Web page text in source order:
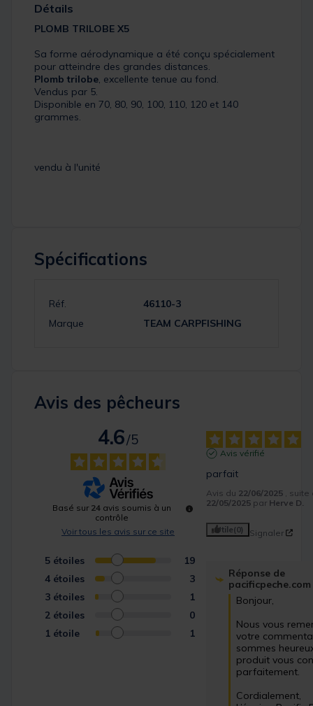
Détails
PLOMB TRILOBE X5
Sa forme aérodynamique a été conçu spécialement
pour atteindre des grandes distances.
Plomb trilobe, excellente tenue au fond.
Vendus par 5.
Disponible en 70, 80, 90, 100, 110, 120 et 140
grammes.
vendu à l'unité
Spécifications
Réf.
46110-3
Marque
TEAM CARPFISHING
Avis des pêcheurs
4.6
/5
Basé sur 24 avis soumis à un
contrôle
Voir tous les avis sur ce site
5 étoiles
19
4 étoiles
3
3 étoiles
1
2 étoiles
0
1 étoile 1
Avis vérifié
parfait
Avis du 22/06/2025
,
22/05/2025 par Herve D.
Utile(0) Signaler
Réponse de
pacificpeche.com
Bonjour,
Nous vous
votre
sommes
produit vous
parfaitement.
Cordialement,